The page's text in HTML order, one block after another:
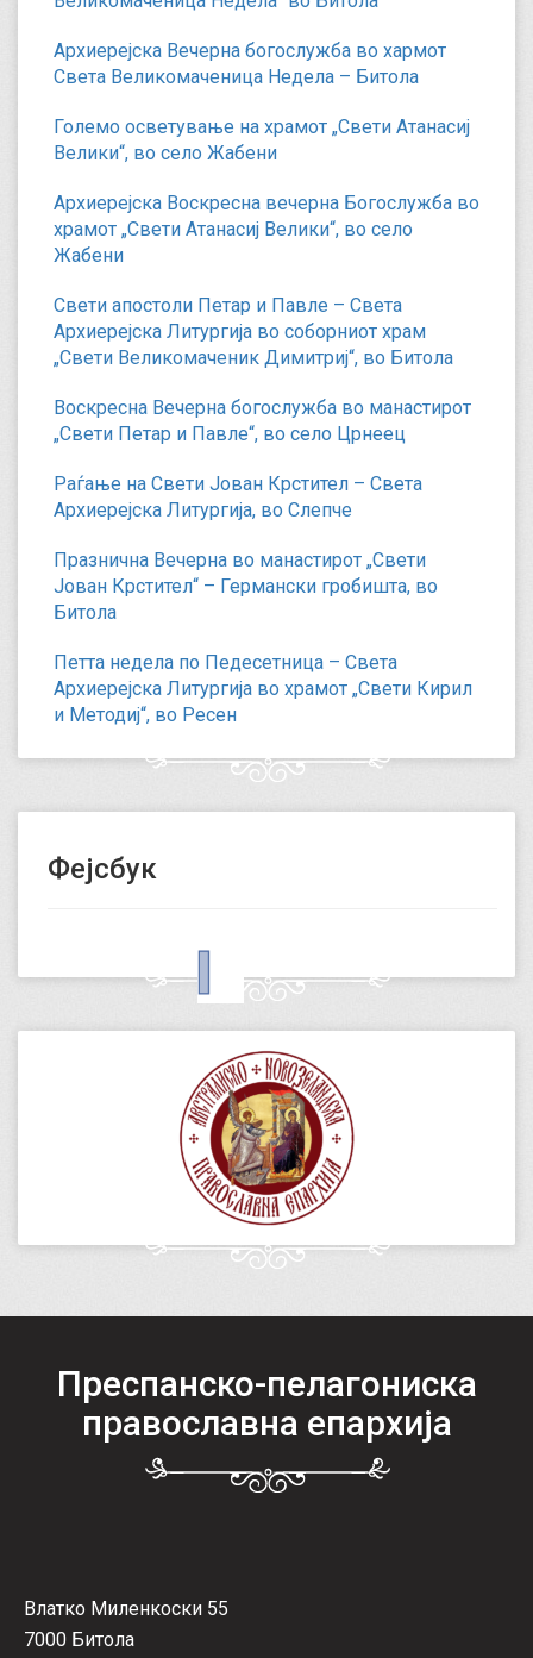
Архиерејска Вечерна богослужба во хармот
Света Великомаченица Недела – Битола
Големо осветување на храмот „Свети Атанасиј
Велики“, во село Жабени
Архиерејска Воскресна вечерна Богослужба во
храмот „Свети Атанасиј Велики“, во село
Жабени
Свети апостоли Петар и Павле – Света
Архиерејска Литургија во соборниот храм
„Свети Великомаченик Димитриј“, во Битола
Воскресна Вечерна богослужба во манастирот
„Свети Петар и Павле“, во село Црнеец
Раѓање на Свети Јован Крстител – Света
Архиерејска Литургија, во Слепче
Празнична Вечерна во манастирот „Свети
Јован Крстител“ – Германски гробишта, во
Битола
Петта недела по Педесетница – Света
Архиерејска Литургија во храмот „Свети Кирил
и Методиј“, во Ресен
Фејсбук
Преспанско-пелагониска
православна епархија
Влатко Миленкоски 55
7000 Битола